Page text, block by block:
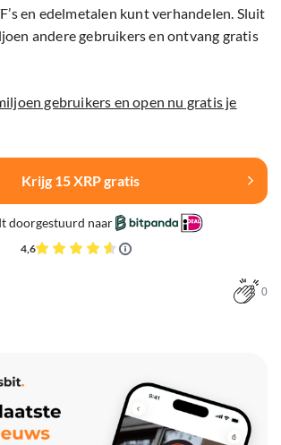
en edelmetalen kunt verhandelen. Sluit
andere gebruikers en ontvang gratis
gebruikers en open nu gratis je
Krijg 15 XRP gratis
doorgestuurd naar
4,6
0